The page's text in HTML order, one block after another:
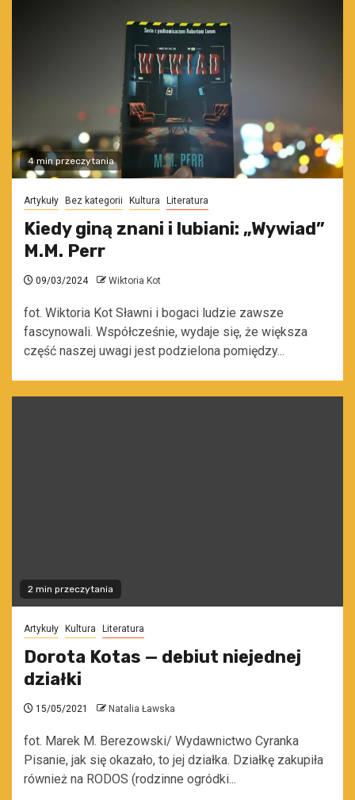
4 min przeczytania
Artykuły Bez kategorii Kultura Literatura
Kiedy giną znani i lubiani: „Wywiad”
M.M. Perr
09/03/2024 Wiktoria Kot
fot. Wiktoria Kot Sławni i bogaci ludzie zawsze
fascynowali. Współcześnie, wydaje się, że większa
część naszej uwagi jest podzielona pomiędzy...
2 min przeczytania
Artykuły Kultura Literatura
Dorota Kotas — debiut niejednej
działki
15/05/2021 Natalia Ławska
fot. Marek M. Berezowski/ Wydawnictwo Cyranka
Pisanie, jak się okazało, to jej działka. Działkę zakupiła
również na RODOS (rodzinne ogródki...